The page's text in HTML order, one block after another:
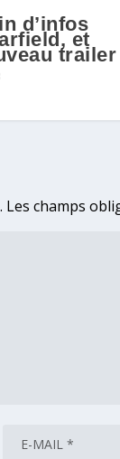
d’infos
et
trailer
Les champs